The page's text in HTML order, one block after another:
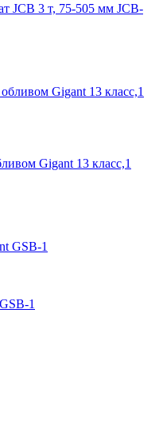
JCB 3 т, 75-505 мм JCB-
Gigant 13 класс,1
1